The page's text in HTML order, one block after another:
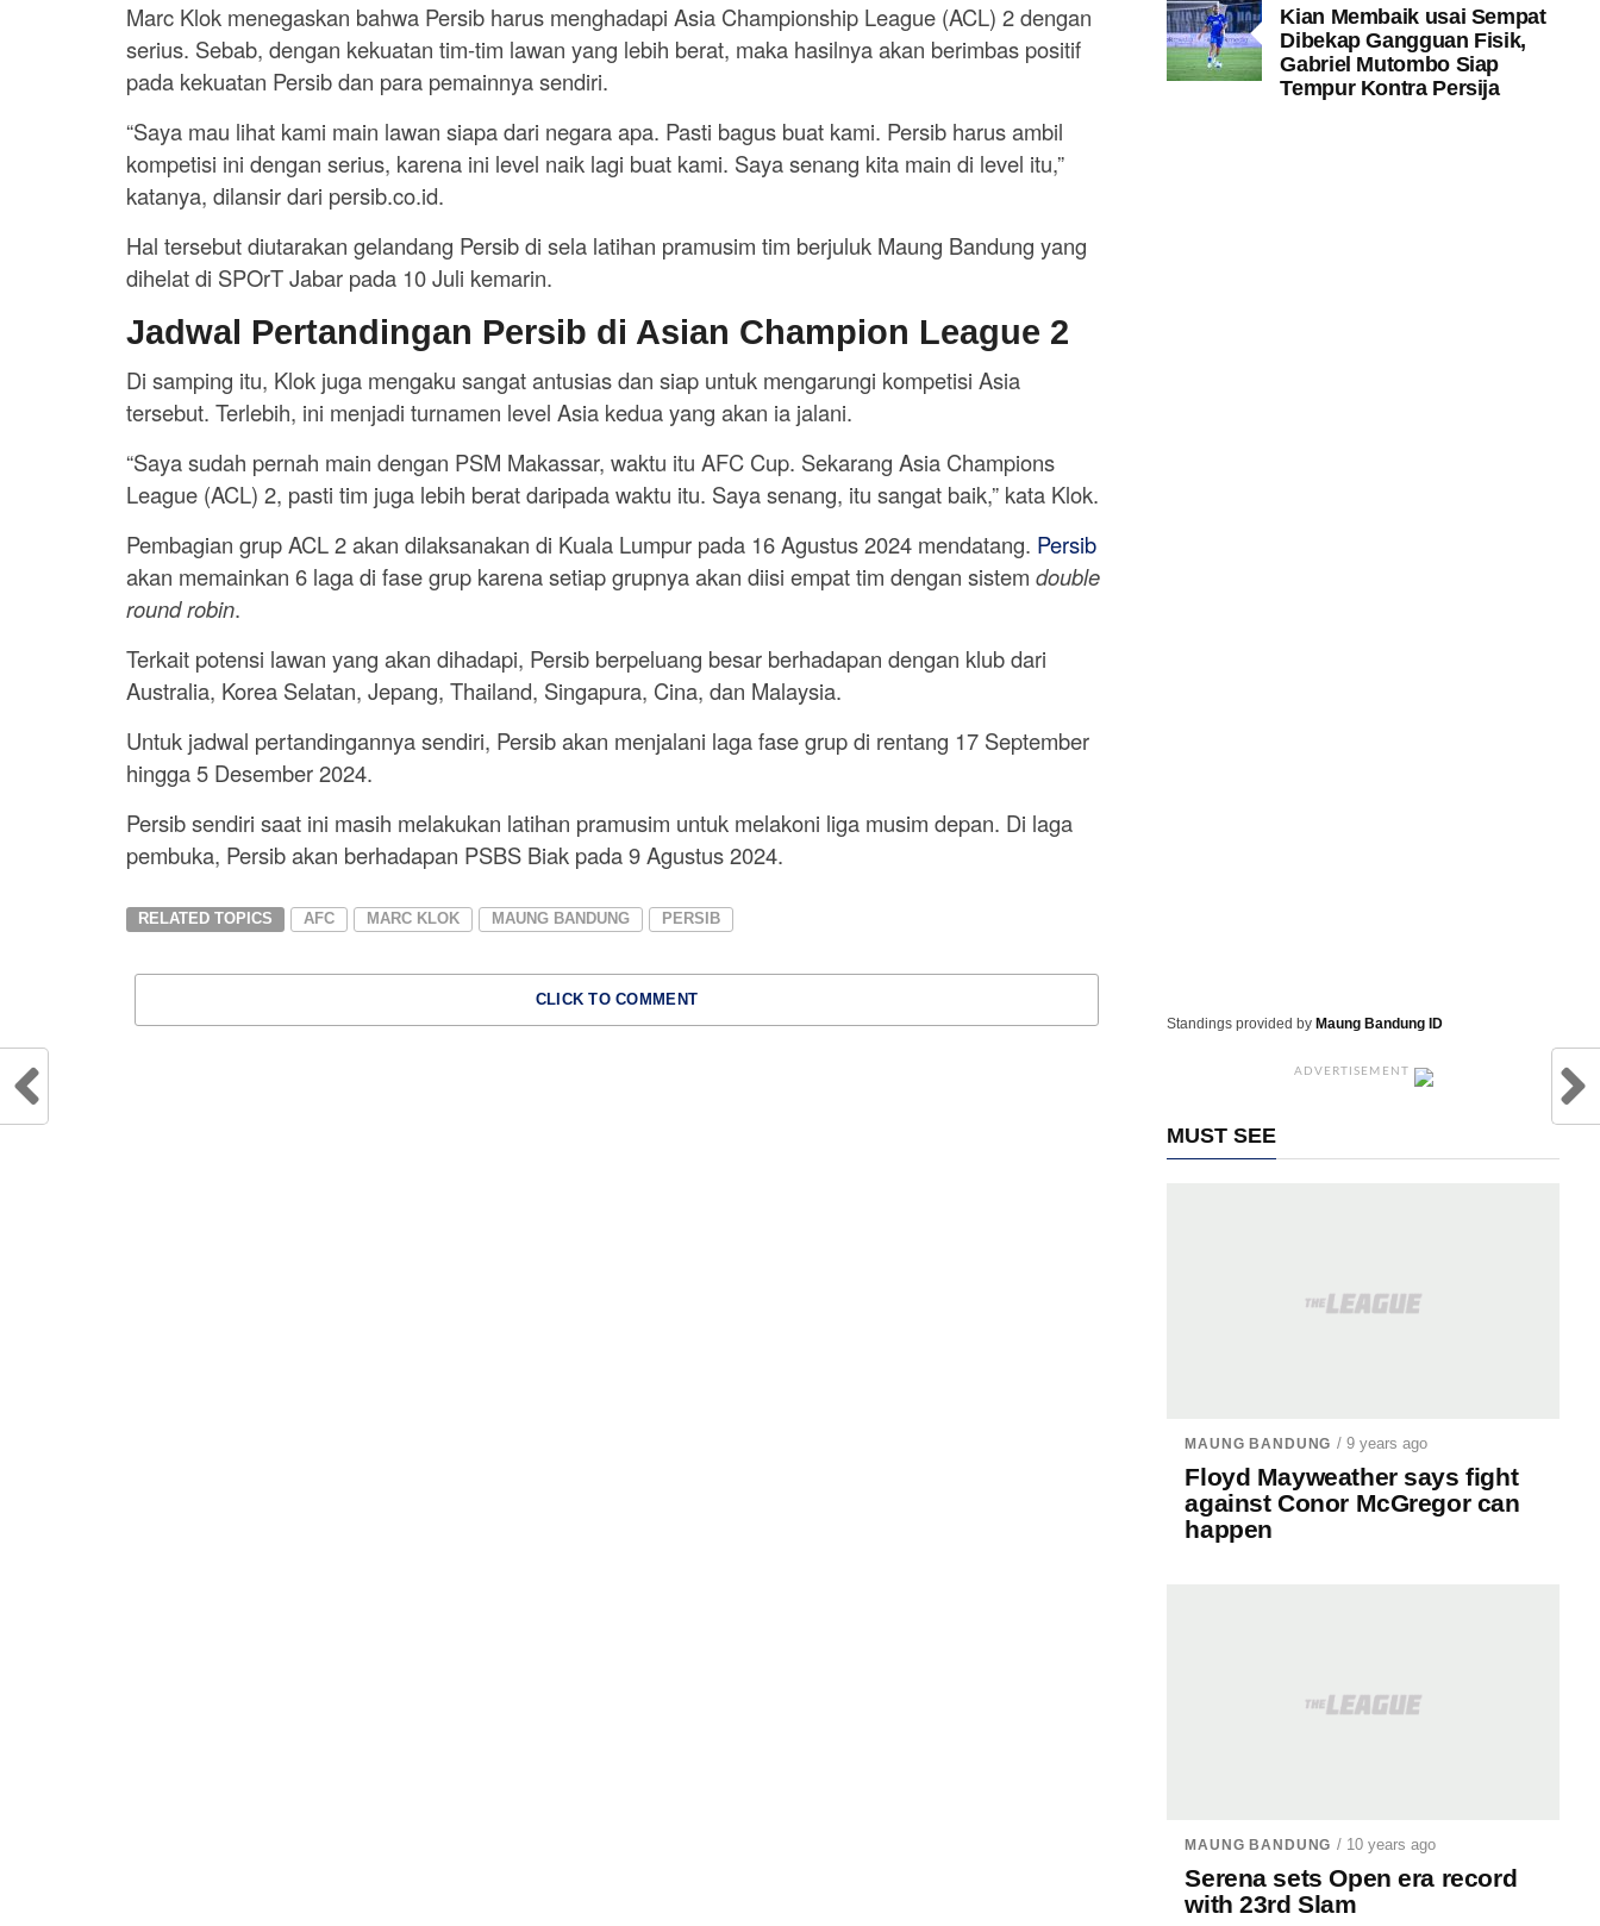
Marc Klok menegaskan bahwa Persib harus menghadapi Asia Championship League (ACL) 2 dengan
serius. Sebab, dengan kekuatan tim-tim lawan yang lebih berat, maka hasilnya akan berimbas positif
pada kekuatan Persib dan para pemainnya sendiri.
“Saya mau lihat kami main lawan siapa dari negara apa. Pasti bagus buat kami. Persib harus ambil
kompetisi ini dengan serius, karena ini level naik lagi buat kami. Saya senang kita main di level itu,”
katanya, dilansir dari persib.co.id.
Hal tersebut diutarakan gelandang Persib di sela latihan pramusim tim berjuluk Maung Bandung yang
dihelat di SPOrT Jabar pada 10 Juli kemarin.
Jadwal Pertandingan Persib di Asian Champion League 2
Di samping itu, Klok juga mengaku sangat antusias dan siap untuk mengarungi kompetisi Asia
tersebut. Terlebih, ini menjadi turnamen level Asia kedua yang akan ia jalani.
“Saya sudah pernah main dengan PSM Makassar, waktu itu AFC Cup. Sekarang Asia Champions
League (ACL) 2, pasti tim juga lebih berat daripada waktu itu. Saya senang, itu sangat baik,” kata Klok.
Pembagian grup ACL 2 akan dilaksanakan di Kuala Lumpur pada 16 Agustus 2024 mendatang. Persib
akan memainkan 6 laga di fase grup karena setiap grupnya akan diisi empat tim dengan sistem double
round robin.
Terkait potensi lawan yang akan dihadapi, Persib berpeluang besar berhadapan dengan klub dari
Australia, Korea Selatan, Jepang, Thailand, Singapura, Cina, dan Malaysia.
Untuk jadwal pertandingannya sendiri, Persib akan menjalani laga fase grup di rentang 17 September
hingga 5 Desember 2024.
Persib sendiri saat ini masih melakukan latihan pramusim untuk melakoni liga musim depan. Di laga
pembuka, Persib akan berhadapan PSBS Biak pada 9 Agustus 2024.
RELATED TOPICS AFC MARC KLOK MAUNG BANDUNG PERSIB
CLICK TO COMMENT
Kian Membaik usai Sempat
Dibekap Gangguan Fisik,
Gabriel Mutombo Siap
Tempur Kontra Persija
Standings provided by Maung Bandung ID
ADVERTISEMENT
MUST SEE
MAUNG BANDUNG / 9 years ago
Floyd Mayweather says fight
against Conor McGregor can
happen
MAUNG BANDUNG / 10 years ago
Serena sets Open era record
with 23rd Slam